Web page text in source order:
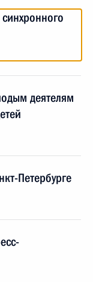
деятелям
Петербурге